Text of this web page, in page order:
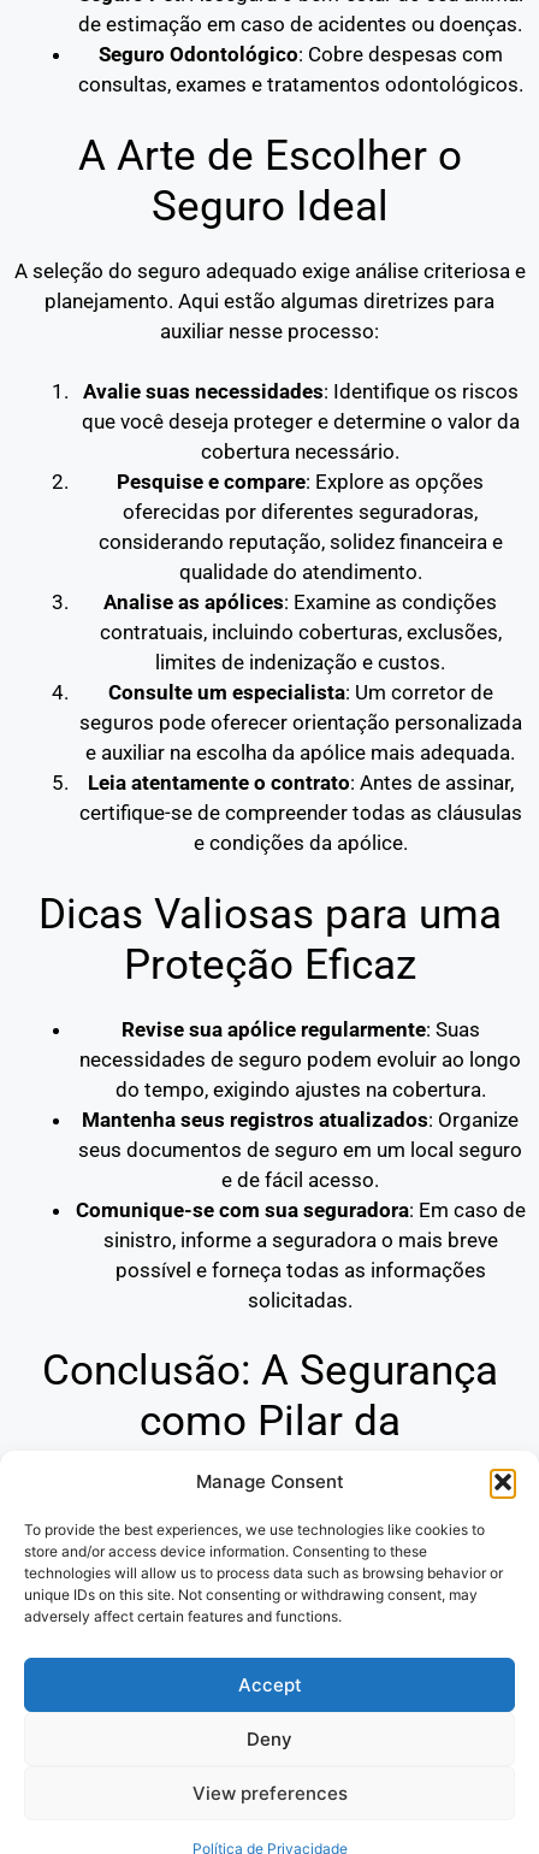
Manage Consent
To provide the best experiences, we use technologies like cookies to
store and/or access device information. Consenting to these
technologies will allow us to process data such as browsing behavior or
unique IDs on this site. Not consenting or withdrawing consent, may
adversely affect certain features and functions.
Accept
Deny
View preferences
Política de Privacidade
de estimação em caso de acidentes ou doenças.
Seguro Odontológico: Cobre despesas com
consultas, exames e tratamentos odontológicos.
A Arte de Escolher o
Seguro Ideal
A seleção do seguro adequado exige análise criteriosa e
planejamento. Aqui estão algumas diretrizes para
auxiliar nesse processo:
Avalie suas necessidades: Identifique os riscos
que você deseja proteger e determine o valor da
cobertura necessário.
Pesquise e compare: Explore as opções
oferecidas por diferentes seguradoras,
considerando reputação, solidez financeira e
qualidade do atendimento.
Analise as apólices: Examine as condições
contratuais, incluindo coberturas, exclusões,
limites de indenização e custos.
Consulte um especialista: Um corretor de
seguros pode oferecer orientação personalizada
e auxiliar na escolha da apólice mais adequada.
Leia atentamente o contrato: Antes de assinar,
certifique-se de compreender todas as cláusulas
e condições da apólice.
Dicas Valiosas para uma
Proteção Eficaz
Revise sua apólice regularmente: Suas
necessidades de seguro podem evoluir ao longo
do tempo, exigindo ajustes na cobertura.
Mantenha seus registros atualizados: Organize
seus documentos de seguro em um local seguro
e de fácil acesso.
Comunique-se com sua seguradora: Em caso de
sinistro, informe a seguradora o mais breve
possível e forneça todas as informações
solicitadas.
Conclusão: A Segurança
como Pilar da
Tranquilidade
Os seguros são ferramentas indispensáveis para
proteger seu futuro financeiro e garantir sua paz de
espírito. Ao compreender a diversidade de opções e os
princípios que regem o mercado de seguros, você
estará apto a tomar decisões conscientes e assegurar a
proteção de seu patrimônio e de seus entes queridos.
Politica de Privacidade